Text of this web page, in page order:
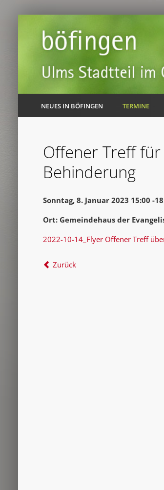
NEUES IN BÖFINGEN TERMINE
Offener Treff
Behinderung
Sonntag, 8. Januar 2023 15:00 -
Ort: Gemeindehaus der
2022-10-14_Flyer Offener Treff
Zurück